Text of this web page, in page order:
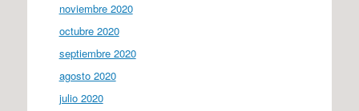
noviembre 2020
octubre 2020
septiembre 2020
agosto 2020
julio 2020